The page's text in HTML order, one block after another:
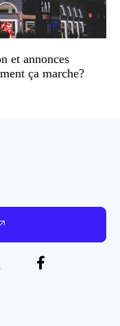
et annonces
ça marche?